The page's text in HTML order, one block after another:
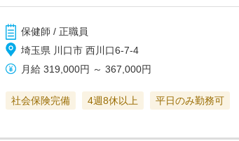
保健師 / 正職員
埼玉県 川口市 西川口6-7-4
月給 319,000円 ～367,000円
社会保険完備 4週8休以上 平日のみ勤務可